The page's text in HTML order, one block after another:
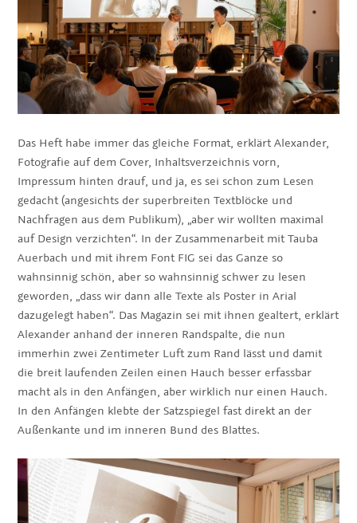
Das Heft habe immer das gleiche Format, erklärt Alexander,
Fotografie auf dem Cover, Inhaltsverzeichnis vorn,
Impressum hinten drauf, und ja, es sei schon zum Lesen
gedacht (angesichts der superbreiten Textblöcke und
Nachfragen aus dem Publikum), „aber wir wollten maximal
auf Design verzichten“. In der Zusammenarbeit mit Tauba
Auerbach und mit ihrem Font FIG sei das Ganze so
wahnsinnig schön, aber so wahnsinnig schwer zu lesen
geworden, „dass wir dann alle Texte als Poster in Arial
dazugelegt haben“. Das Magazin sei mit ihnen gealtert, erklärt
Alexander anhand der inneren Randspalte, die nun
immerhin zwei Zentimeter Luft zum Rand lässt und damit
die breit laufenden Zeilen einen Hauch besser erfassbar
macht als in den Anfängen, aber wirklich nur einen Hauch.
In den Anfängen klebte der Satzspiegel fast direkt an der
Außenkante und im inneren Bund des Blattes.